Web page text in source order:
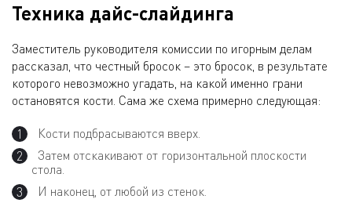
Техника дайс-слайдинга
Заместитель руководителя комиссии по игорным делам
рассказал, что честный бросок – это бросок, в результате
которого невозможно угадать, на какой именно грани
остановятся кости. Сама же схема примерно следующая:
Кости подбрасываются вверх.
Затем отскакивают от горизонтальной плоскости
стола.
И наконец, от любой из стенок.